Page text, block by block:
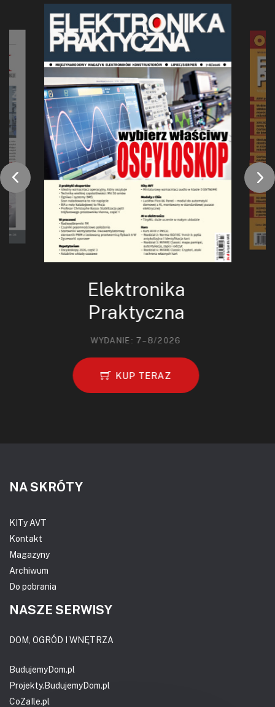
Elektronika
Praktyczna
WYDANIE: 7–8/2026
KUP TERAZ
NA SKRÓTY
KITy AVT
Kontakt
Magazyny
Archiwum
Do pobrania
NASZE SERWISY
DOM, OGRÓD I WNĘTRZA
BudujemyDom.pl
Projekty.BudujemyDom.pl
CoZaIle.pl